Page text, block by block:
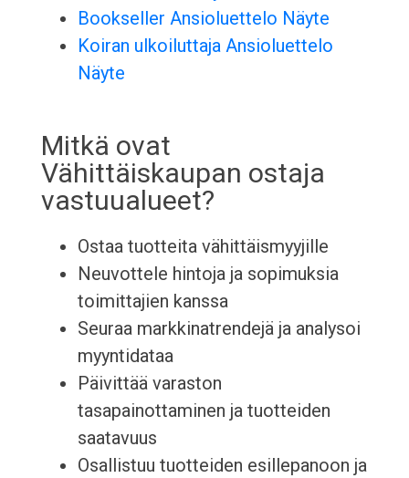
Bookseller Ansioluettelo Näyte
Koiran ulkoiluttaja Ansioluettelo
Näyte
Mitkä ovat
Vähittäiskaupan ostaja
vastuualueet?
Ostaa tuotteita vähittäismyyjille
Neuvottele hintoja ja sopimuksia
toimittajien kanssa
Seuraa markkinatrendejä ja analysoi
myyntidataa
Päivittää varaston
tasapainottaminen ja tuotteiden
saatavuus
Osallistuu tuotteiden esillepanoon ja